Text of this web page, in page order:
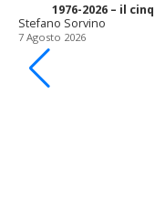
1976-2026 – il
Stefano Sorvino
7 Agosto 2026